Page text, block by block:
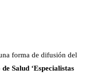
forma de difusión del
Salud ‘Especialistas